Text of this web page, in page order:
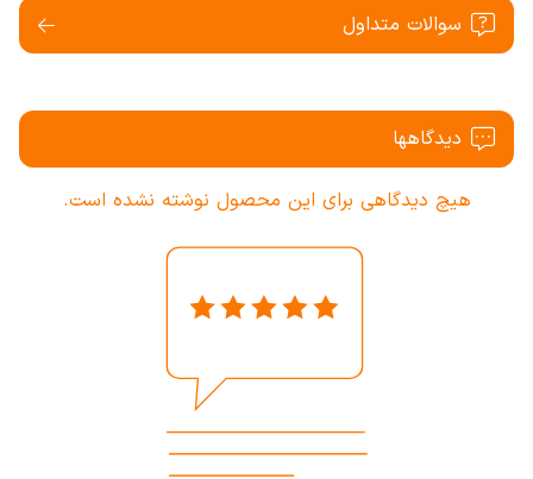
سوالات متداول
دیدگاهها
هیچ دیدگاهی برای این محصول نوشته نشده است.